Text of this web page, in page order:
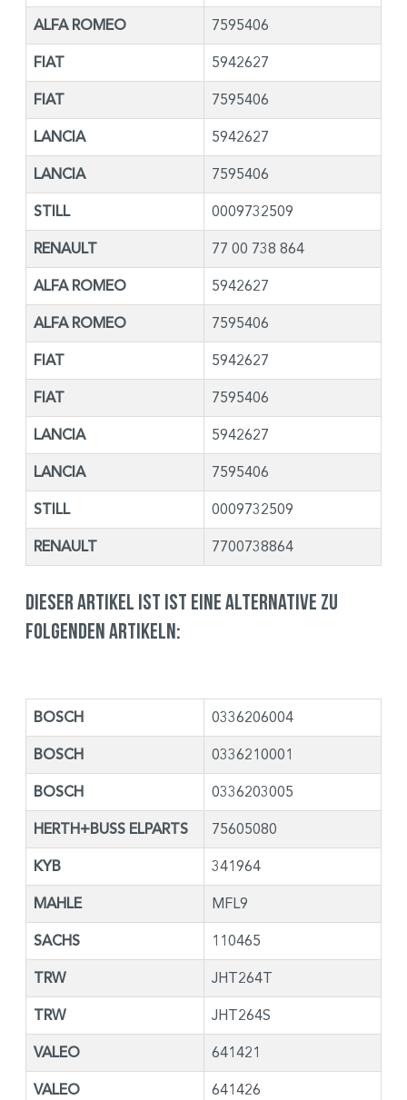
ALFA ROMEO 7595406
FIAT 5942627
FIAT 7595406
LANCIA 5942627
LANCIA 7595406
STILL 0009732509
RENAULT 77 00 738 864
ALFA ROMEO 5942627
ALFA ROMEO 7595406
FIAT 5942627
FIAT 7595406
LANCIA 5942627
LANCIA 7595406
STILL 0009732509
RENAULT 7700738864
Dieser Artikel ist ist eine Alternative zu
folgenden Artikeln:
BOSCH 0336206004
BOSCH 0336210001
BOSCH 0336203005
HERTH+BUSS ELPARTS 75605080
KYB 341964
MAHLE MFL9
SACHS 110465
TRW JHT264T
TRW JHT264S
VALEO 641421
VALEO 641426